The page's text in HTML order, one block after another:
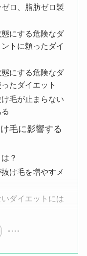
ロ、脂肪ゼロ製
にする危険なダ
トに頼ったダイ
にする危険なダ
たダイエット
毛が止まらない
毛に影響する
？
け毛を増やすメ
ダイエットには